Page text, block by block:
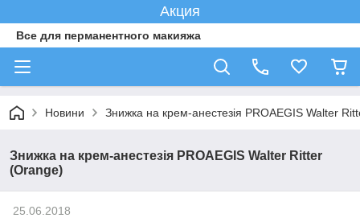
Акция
Все для перманентного макияжа
Новини Знижка на крем-анестезія PROAEGIS Walter
Знижка на крем-анестезія PROAEGIS Walter Ritter
(Orange)
25.06.2018